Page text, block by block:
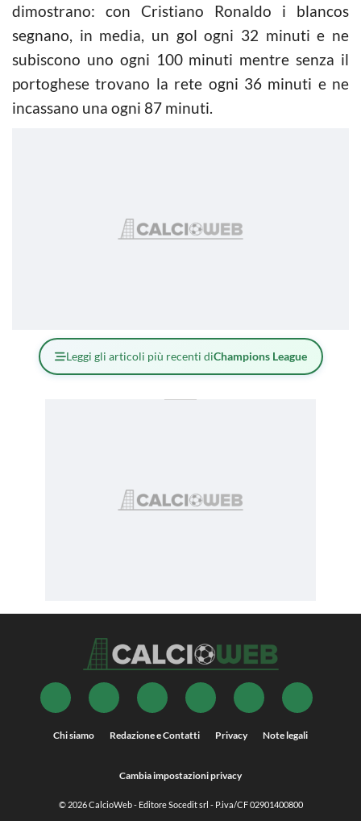
dimostrano: con Cristiano Ronaldo i blancos
segnano, in media, un gol ogni 32 minuti e ne
subiscono uno ogni 100 minuti mentre senza il
portoghese trovano la rete ogni 36 minuti e ne
incassano una ogni 87 minuti.
Leggi gli articoli più recenti diChampions League
Chi siamo Redazione e Contatti Privacy Note legali
Cambia impostazioni privacy
© 2026CalcioWeb- Editore Socedit srl - P.iva/CF 02901400800